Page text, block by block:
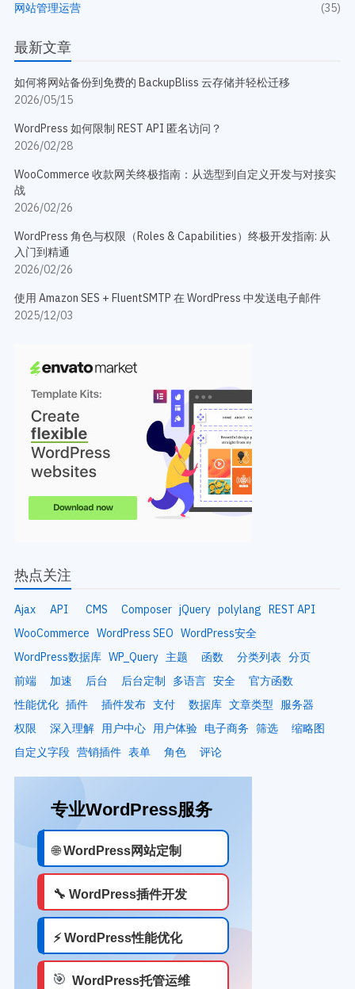
网站管理运营
(35)
最新文章
如何将网站备份到免费的 BackupBliss 云存储并轻松迁移
2026/05/15
WordPress 如何限制 REST API 匿名访问？
2026/02/28
WooCommerce 收款网关终极指南：从选型到自定义开发与对接实
战
2026/02/26
WordPress 角色与权限（Roles & Capabilities）终极开发指南: 从
入门到精通
2026/02/26
使用 Amazon SES + FluentSMTP 在 WordPress 中发送电子邮件
2025/12/03
热点关注
Ajax API CMS Composer jQuery polylang REST API
WooCommerce WordPress SEO WordPress安全
WordPress数据库 WP_Query 主题 函数 分类列表 分页
前端
加速 后台 后台定制 多语言 安全
官方函数
性能优化 插件 插件发布 支付 数据库 文章类型
服务器
权限
深入理解 用户中心 用户体验 电子商务 筛选
缩略图
自定义字段 营销插件 表单 角色 评论